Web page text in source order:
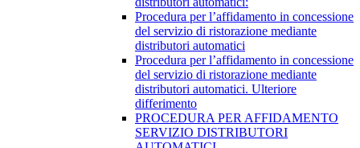
Procedura per l’affidamento in concessione
del servizio di ristorazione mediante
distributori automatici
Procedura per l’affidamento in concessione
del servizio di ristorazione mediante
distributori automatici. Ulteriore
differimento
PROCEDURA PER AFFIDAMENTO
SERVIZIO DISTRIBUTORI